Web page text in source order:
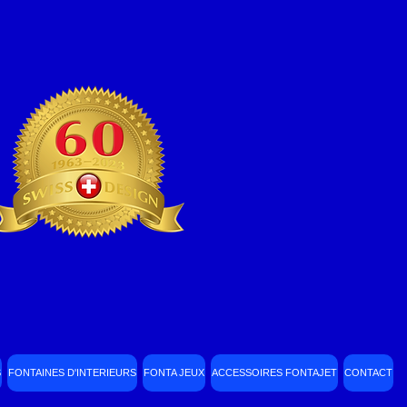
FONTAINES D'INTERIEURS FONTA JEUX ACCESSOIRES FONTAJET CONTACT